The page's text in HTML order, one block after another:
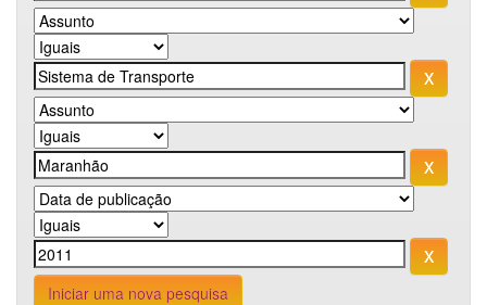
Iniciar uma nova pesquisa